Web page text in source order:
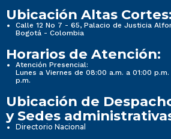
Ubicación Altas Cortes:
Calle 12 No 7 - 65, Palacio de Justicia
Bogotá - Colombia
Horarios de Atención:
Atención Presencial:
Lunes a Viernes de 08:00 a.m. a 01:00
p.m.
Ubicación de
y Sedes
Directorio Nacional